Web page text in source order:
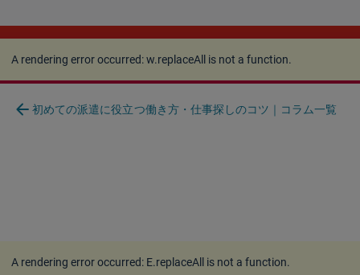
A rendering error occurred:w.replaceAll is not a
function.
A rendering error occurred:w.replaceAll is not a function.
arrow_back 初めての派遣に役立つ働き方・仕事探しのコツ｜コラム一覧
A rendering error occurred: E.replaceAll is not a function.